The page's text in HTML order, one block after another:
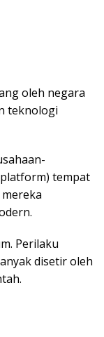
oleh negara
teknologi
tempat
Perilaku
disetir oleh